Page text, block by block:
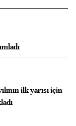
ilk yarısı için